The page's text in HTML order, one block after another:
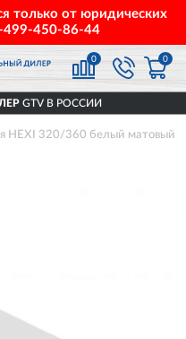
только от юридических
499-450-86-44
0 0
GTV В РОССИИ
HEXI 320/360 белый матовый